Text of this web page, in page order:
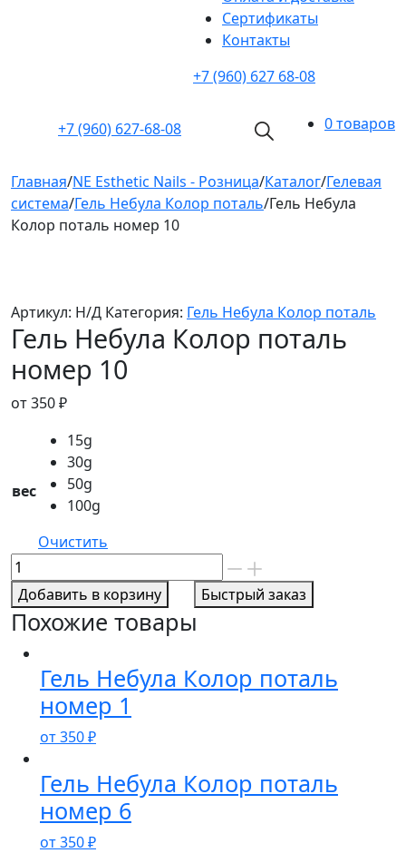
Cертификаты
Контакты
+7 (960) 627 68-08
+7 (960) 627-68-08 0 товаров
Главная/NE Esthetic Nails - Розница/Каталог/Гелевая
система/Гель Небула Колор поталь/Гель Небула
Колор поталь номер 10
Артикул: Н/Д Категория: Гель Небула Колор поталь
Гель Небула Колор поталь
номер 10
от350₽
вес
15g
30g
50g
100g
Очистить
Количество
товара
Гель
Небула
Колор
поталь
номер
Добавить в корзину Быстрый заказ
Похожие товары
Гель Небула Колор поталь
номер 1
от350₽
Гель Небула Колор поталь
номер 6
от350₽